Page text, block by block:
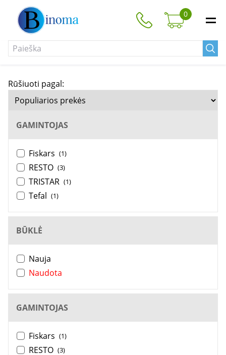
0
Rūšiuoti pagal:
GAMINTOJAS
Fiskars (1)
RESTO (3)
TRISTAR (1)
Tefal (1)
BŪKLĖ
Nauja
Naudota
GAMINTOJAS
Fiskars (1)
RESTO (3)